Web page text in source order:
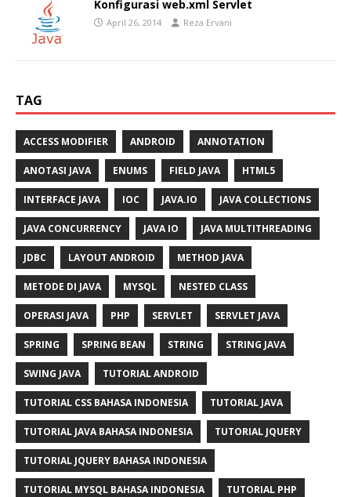
Konfigurasi web.xml Servlet
April 26, 2014 Reza Ervani
TAG
ACCESS MODIFIER ANDROID ANNOTATION
ANOTASI JAVA ENUMS FIELD JAVA HTML5
INTERFACE JAVA IOC JAVA.IO JAVA COLLECTIONS
JAVA CONCURRENCY JAVA IO JAVA MULTITHREADING
JDBC LAYOUT ANDROID METHOD JAVA
METODE DI JAVA MYSQL NESTED CLASS
OPERASI JAVA PHP SERVLET SERVLET JAVA
SPRING SPRING BEAN STRING STRING JAVA
SWING JAVA TUTORIAL ANDROID
TUTORIAL CSS BAHASA INDONESIA TUTORIAL JAVA
TUTORIAL JAVA BAHASA INDONESIA TUTORIAL JQUERY
TUTORIAL JQUERY BAHASA INDONESIA
TUTORIAL MYSQL BAHASA INDONESIA TUTORIAL PHP